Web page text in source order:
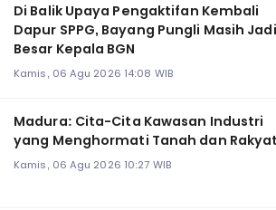
Di Balik Upaya Pengaktifan Kembali
Dapur SPPG, Bayang Pungli Masih Jadi
Besar Kepala BGN
Kamis, 06 Agu 2026 14:08 WIB
Madura: Cita-Cita Kawasan Industri
yang Menghormati Tanah dan Rakyat
Kamis, 06 Agu 2026 10:27 WIB